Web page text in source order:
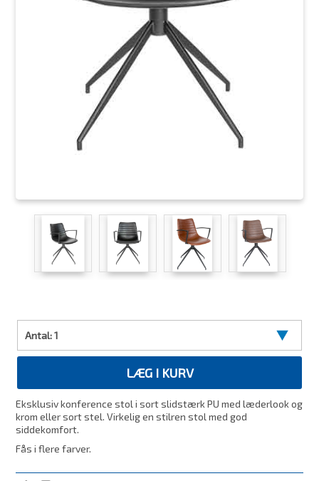
Antal:1
LÆG I KURV
Eksklusiv konference stol i sort slidstærk PU med læderlook og
krom eller sort stel. Virkelig en stilren stol med god
siddekomfort.
Fås i flere farver.